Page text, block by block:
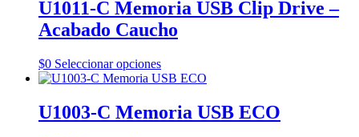
variantes.
Las
se
pueden
elegir
la
U1011-C Memoria USB Clip Drive –
Acabado Caucho
$0 Seleccionar opcionesEste
producto
múltiples
variantes.
U1003-C Memoria USB ECO